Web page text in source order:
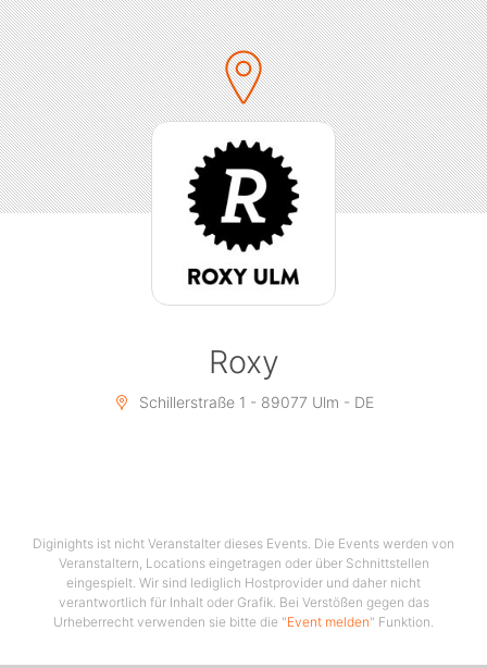
www.showbuddies.de
Roxy
Schillerstraße 1 - 89077 Ulm - DE
Diginights ist nicht Veranstalter dieses Events. Die Events werden von
Veranstaltern, Locations eingetragen oder über Schnittstellen
eingespielt. Wir sind lediglich Hostprovider und daher nicht
verantwortlich für Inhalt oder Grafik. Bei Verstößen gegen das
Urheberrecht verwenden sie bitte die "Event melden" Funktion.